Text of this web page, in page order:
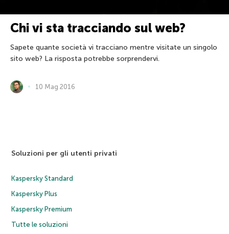
Chi vi sta tracciando sul web?
Sapete quante società vi tracciano mentre visitate un singolo
sito web? La risposta potrebbe sorprendervi.
10 Mag 2016
Soluzioni per gli utenti privati
Kaspersky Standard
Kaspersky Plus
Kaspersky Premium
Tutte le soluzioni